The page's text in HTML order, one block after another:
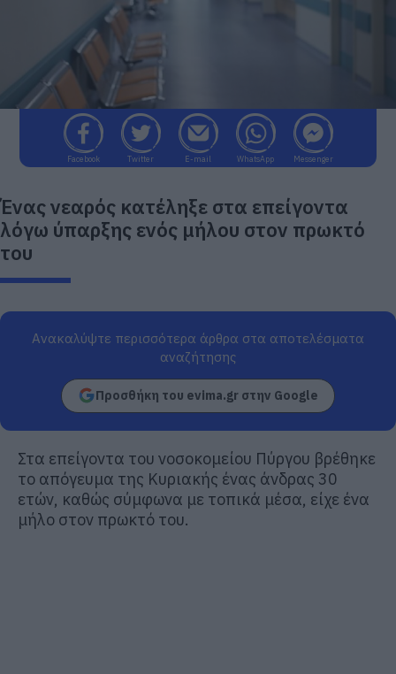
Facebook Twitter E-mail WhatsApp Messenger
Ένας νεαρός κατέληξε στα επείγοντα
λόγω ύπαρξης ενός μήλου στον πρωκτό
του
Ανακαλύψτε περισσότερα άρθρα στα αποτελέσματα
αναζήτησης
Προσθήκη του evima.gr στην Google
Στα επείγοντα του νοσοκομείου Πύργου βρέθηκε
το απόγευμα της Κυριακής ένας άνδρας 30
ετών, καθώς σύμφωνα με τοπικά μέσα, είχε ένα
μήλο στον πρωκτό του.